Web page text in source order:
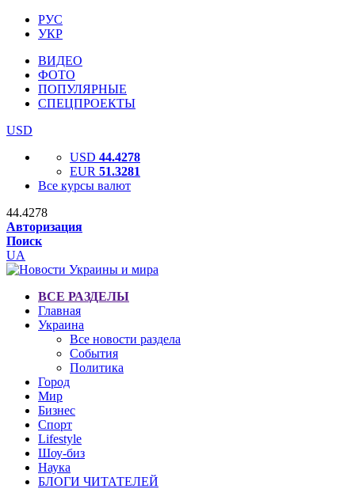
РУС
УКР
ВИДЕО
ФОТО
ПОПУЛЯРНЫЕ
СПЕЦПРОЕКТЫ
USD
USD 44.4278
EUR 51.3281
Все курсы валют
44.4278
Авторизация
Поиск
UA
ВСЕ РАЗДЕЛЫ
Главная
Украина
Все новости раздела
События
Политика
Город
Мир
Бизнес
Спорт
Lifestyle
Шоу-биз
Наука
БЛОГИ ЧИТАТЕЛЕЙ